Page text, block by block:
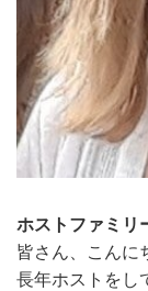
ホストファミリ
皆さん、こんに
長年ホストをし